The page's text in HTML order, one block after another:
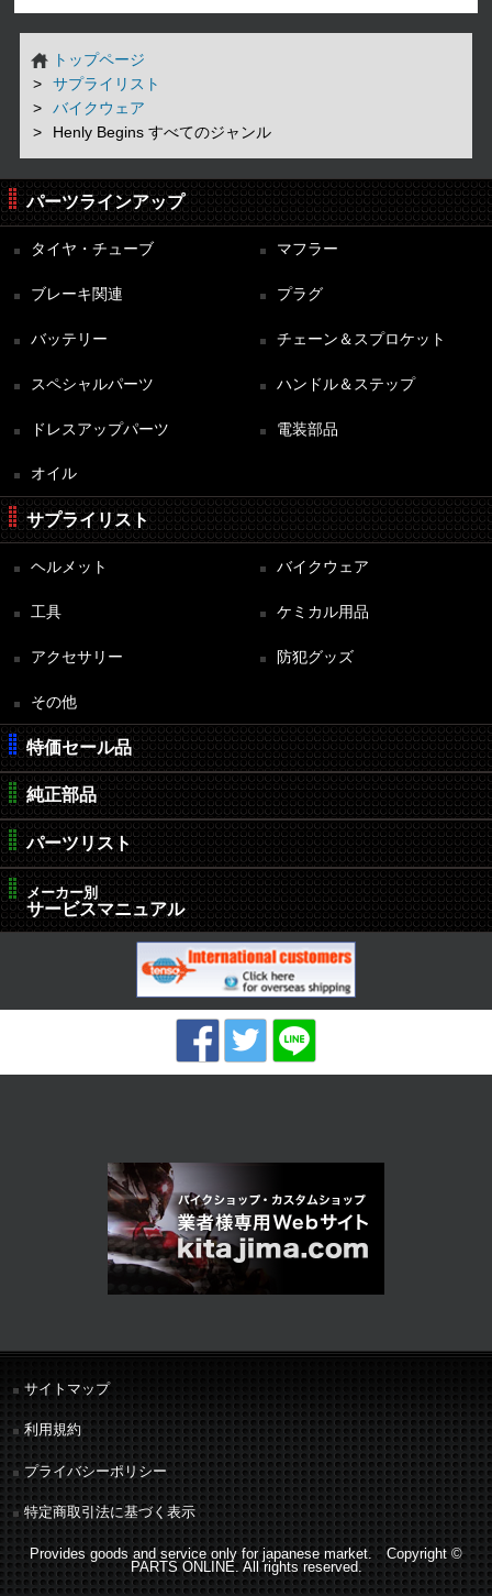
トップページ
サプライリスト
バイクウェア
Henly Begins すべてのジャンル
パーツラインアップ
タイヤ・チューブ マフラー
ブレーキ関連 プラグ
バッテリー チェーン＆スプロケット
スペシャルパーツ ハンドル＆ステップ
ドレスアップパーツ 電装部品
オイル
サプライリスト
ヘルメット バイクウェア
工具 ケミカル用品
アクセサリー 防犯グッズ
その他
特価セール品
純正部品
パーツリスト
メーカー別
サービスマニュアル
サイトマップ
利用規約
プライバシーポリシー
特定商取引法に基づく表示
Provides goods and service only for japanese market. Copyright ©
PARTS ONLINE. All rights reserved.